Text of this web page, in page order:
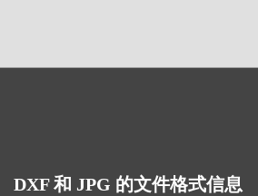
DXF 和 JPG 的文件格式信息